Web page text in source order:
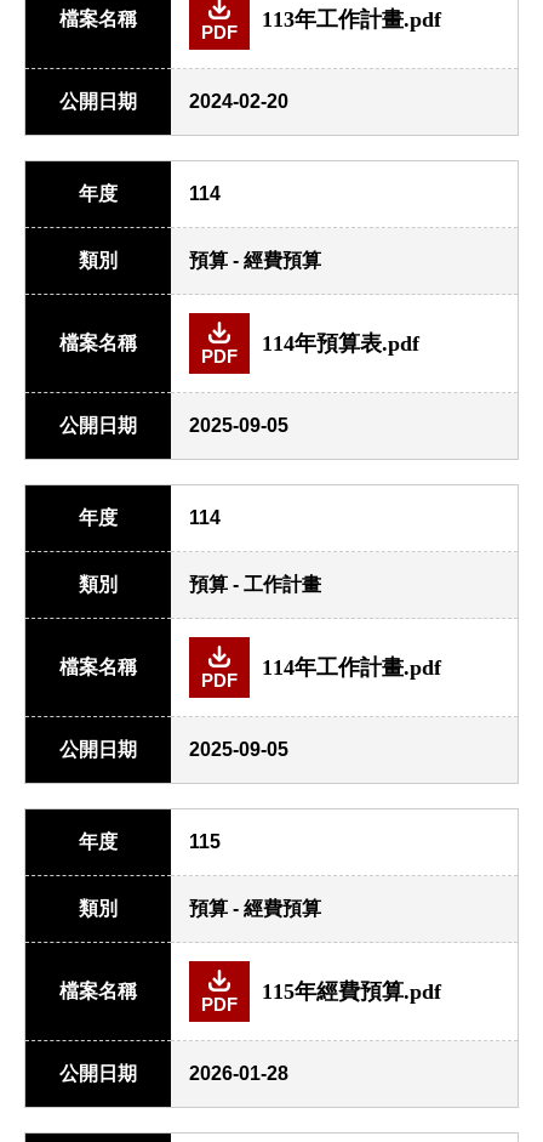
檔案名稱
PDF
113年工作計畫.pdf
公開日期 2024-02-20
年度 114
類別 預算 - 經費預算
檔案名稱
PDF
114年預算表.pdf
公開日期 2025-09-05
年度 114
類別 預算 - 工作計畫
檔案名稱
PDF
114年工作計畫.pdf
公開日期 2025-09-05
年度 115
類別 預算 - 經費預算
檔案名稱
PDF
115年經費預算.pdf
公開日期 2026-01-28